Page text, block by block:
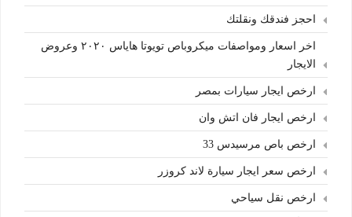
احجز فندقك ونقلتك
اخر اسعار ومواصفات ميكروباص تويوتا هاياس ٢٠٢٠ وعروض
الايجار
ارخص ايجار سيارات بمصر
ارخص ايجار فان اتش وان
ارخص باص مرسيدس 33
ارخص سعر ايجار سيارة لاند كروزر
ارخص نقل سياحي